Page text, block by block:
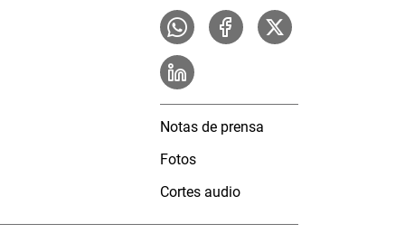
Notas de prensa
Fotos
Cortes audio